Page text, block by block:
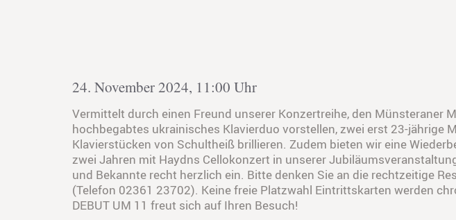
24. November 2024, 11:00 Uhr
Vermittelt durch einen Freund unserer Konzertreihe, den
hochbegabtes ukrainisches Klavierduo vorstellen, zwei erst 23-jährige
Klavierstücken von Schultheiß brillieren. Zudem bieten wir eine
zwei Jahren mit Haydns Cellokonzert in unserer
und Bekannte recht herzlich ein. Bitte denken Sie an die rechtzeitige
(Telefon 02361 23702). Keine freie Platzwahl Eintrittskarten werden
DEBUT UM 11 freut sich auf Ihren Besuch!